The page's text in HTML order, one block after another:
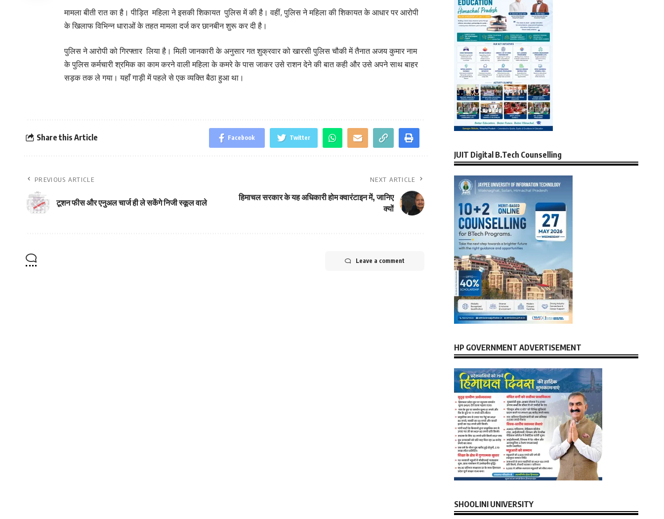
मामला बीती रात का है। पीड़ित महिला ने इसकी शिकायत पुलिस में की है। वहीं, पुलिस ने महिला की शिकायत के आधार पर आरोपी
के खिलाफ विभिन्न धाराओं के तहत मामला दर्ज कर छानबीन शुरू कर दी है।
पुलिस ने आरोपी को गिरफ्तार लिया है। मिली जानकारी के अनुसार गत शुक्रवार को खारसी पुलिस चौकी में तैनात अजय कुमार नाम
के पुलिस कर्मचारी श्रमिक का काम करने वाली महिला के कमरे के पास जाकर उसे राशन देने की बात कही और उसे अपने साथ बाहर
सड़क तक ले गया। यहाँ गाड़ी में पहले से एक व्यक्ति बैठा हुआ था।
Share this Article Facebook Twitter
PREVIOUS ARTICLE
टूशन फीस और एनुअल चार्ज ही ले सकेंगे निजी स्कूल वाले
NEXT ARTICLE
हिमाचल सरकार के यह अधिकारी होम क्वारंटाइन में, जानिए
क्यों
Leave a comment
JUIT Digital B.Tech Counselling
HP GOVERNMENT ADVERTISEMENT
SHOOLINI UNIVERSITY